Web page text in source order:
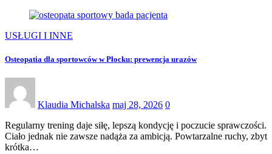
USŁUGI I INNE
Osteopatia dla sportowców w Płocku: prewencja urazów
Klaudia Michalska maj 28, 2026 0
Regularny trening daje siłę, lepszą kondycję i poczucie sprawczości.
Ciało jednak nie zawsze nadąża za ambicją. Powtarzalne ruchy, zbyt
krótka…